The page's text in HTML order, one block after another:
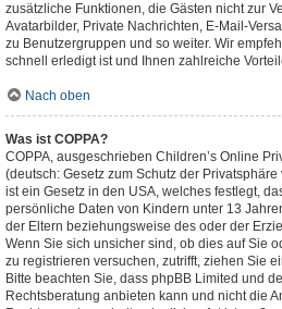
zusätzliche Funktionen, die Gästen nicht zur
Avatarbilder, Private Nachrichten, E-Mail-
zu Benutzergruppen und so weiter. Wir
schnell erledigt ist und Ihnen zahlreiche
Nach oben
Was ist COPPA?
COPPA, ausgeschrieben Children’s Online
(deutsch: Gesetz zum Schutz der
ist ein Gesetz in den USA, welches festlegt,
persönliche Daten von Kindern unter 13
der Eltern beziehungsweise des oder der
Wenn Sie sich unsicher sind, ob dies auf Sie
zu registrieren versuchen, zutrifft, ziehen Sie
Bitte beachten Sie, dass phpBB Limited und
Rechtsberatung anbieten kann und nicht die